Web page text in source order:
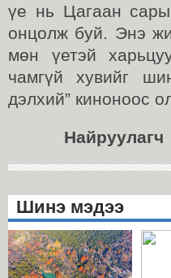
үе нь Цагаан
онцолж буй. Энэ
мөн үетэй
чамгүй хувийг
дэлхий” киноноос
Найруулагч
Шинэ мэдээ